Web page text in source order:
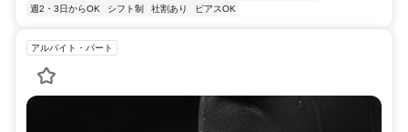
週2・3日からOK
シフト制 社割あり ピアスOK
アルバイト・パート